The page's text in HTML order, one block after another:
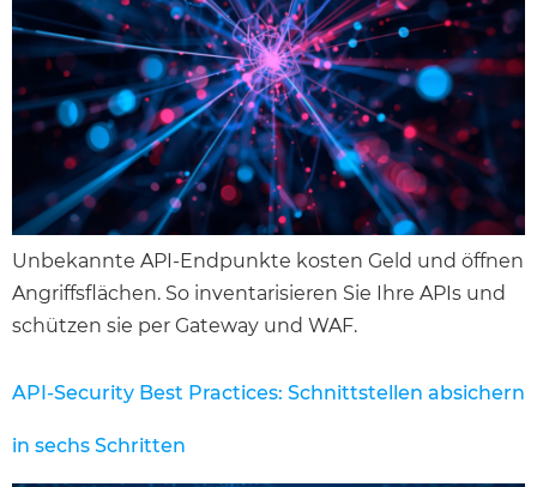
Unbekannte API-Endpunkte kosten Geld und öffnen
Angriffsflächen. So inventarisieren Sie Ihre APIs und
schützen sie per Gateway und WAF.
API-Security Best Practices: Schnittstellen absichern
in sechs Schritten